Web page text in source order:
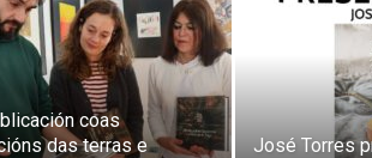
coas
das terras e
José Torres